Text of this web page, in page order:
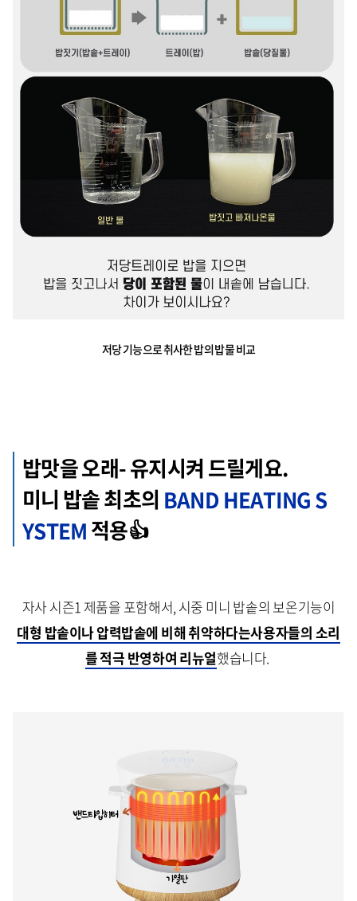
저당 기능으로 취사한 밥의 밥물 비교
밥맛을 오래- 유지시켜 드릴게요.
미니 밥솥 최초의 BAND HEATING S
YSTEM적용👍
자사 시즌1 제품을 포함해서, 시중 미니 밥솥의 보온기능이
대형 밥솥이나 압력밥솥에 비해 취약하다는사용자들의 소리
를 적극 반영하여 리뉴얼했습니다.